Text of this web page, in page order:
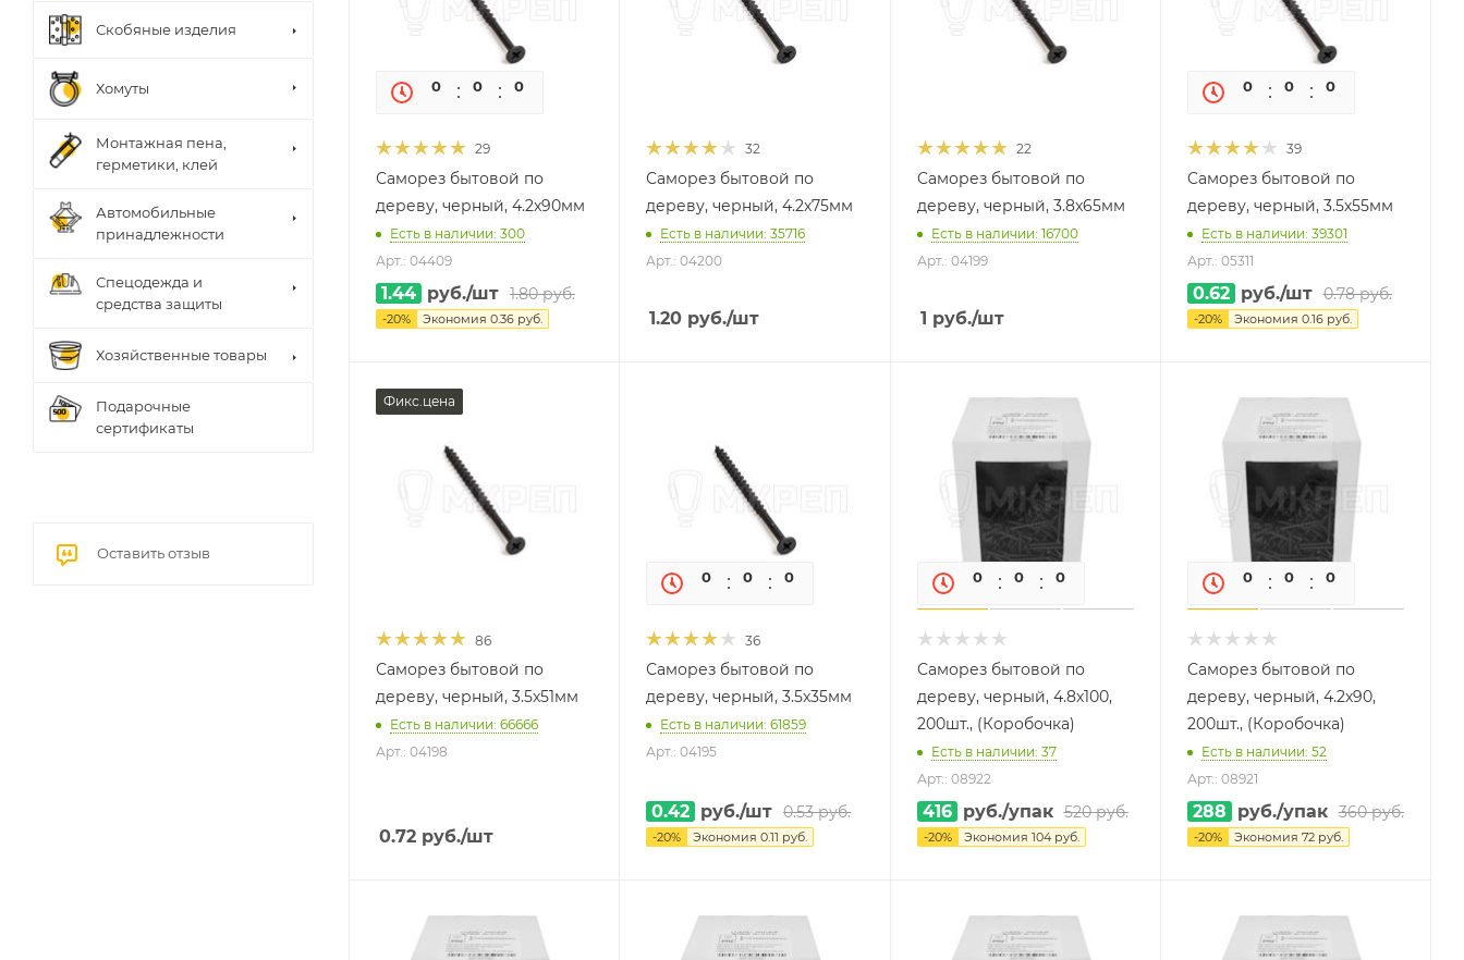
0 0 0
29
Саморез бытовой по
дереву, черный, 4.2x90мм
Есть в наличии: 300
Арт.: 04409
1.44 руб./шт 1.80руб.
-20% Экономия 0.36 руб.
32
Саморез бытовой по
дереву, черный, 4.2x75мм
Есть в наличии: 35716
Арт.: 04200
1.20 руб./шт
22
Саморез бытовой по
дереву, черный, 3.8x65мм
Есть в наличии: 16700
Арт.: 04199
1 руб./шт
0 0 0
39
Саморез бытовой по
дереву, черный, 3.5х55мм
Есть в наличии: 39301
Арт.: 05311
0.62 руб./шт 0.78руб.
-20% Экономия 0.16руб.
Фикс.цена
86
Саморез бытовой по
дереву, черный, 3.5x51мм
Есть в наличии: 66666
Арт.: 04198
0.72 руб./шт
0 0 0
36
Саморез бытовой по
дереву, черный, 3.5x35мм
Есть в наличии: 61859
Арт.: 04195
0.42 руб./шт 0.53руб.
-20% Экономия0.11 руб.
0 0 0
Саморез бытовой по
дереву, черный, 4.8х100,
200шт., (Коробочка)
Есть в наличии: 37
Арт.: 08922
416 руб./упак 520руб.
-20% Экономия 104руб.
0 0 0
Саморез бытовой по
дереву, черный, 4.2х90,
200шт., (Коробочка)
Есть в наличии: 52
Арт.: 08921
288 руб./упак 360руб.
-20% Экономия 72руб.
Скобяные изделия
Хомуты
Монтажная пена,
герметики, клей
Автомобильные
принадлежности
Спецодежда и
средства защиты
Хозяйственные товары
Подарочные
сертификаты
Оставить отзыв